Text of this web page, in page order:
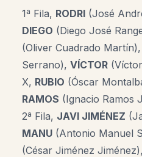
1ª Fila, RODRI (José
DIEGO (Diego José
(Oliver Cuadrado Martín),
Serrano), VÍCTOR
X, RUBIO (Óscar
RAMOS (Ignacio Ramos
2ª Fila, JAVI JIMÉNEZ
MANU (Antonio Manuel
(César Jiménez Jiménez),